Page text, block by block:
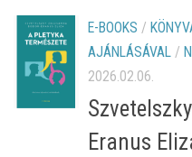
E-BOOKS /
AJÁNLÁSÁVAL /
2026.02.06.
Eranus